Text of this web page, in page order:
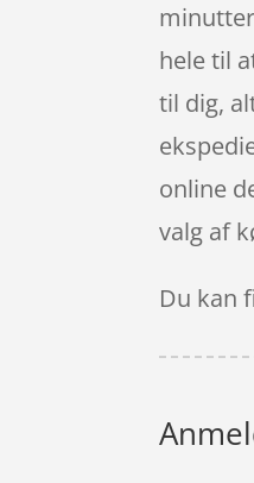
hele til
til dig,
online
valg af
Du kan